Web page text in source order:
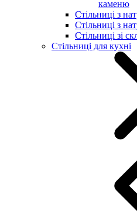
каменю
Стільниці з
Стільниці з
Стільниці зі
Стільниці для кухні